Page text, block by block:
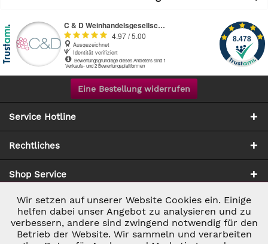
Eine Bestellung widerrufen
Service Hotline
Rechtliches
Shop Service
Zahlung & Versand
Notwendig Aktiv
Marketing Inaktiv
Wir setzen auf unserer Website Cookies ein. Einige
helfen dabei unser Angebot zu analysieren und zu
verbessern, andere sind zwingend notwendig für den
Betrieb der Website. Wir sammeln und verarbeiten